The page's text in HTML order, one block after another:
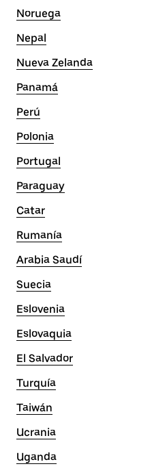
Noruega
Nepal
Nueva Zelanda
Panamá
Perú
Polonia
Portugal
Paraguay
Catar
Rumanía
Arabia Saudí
Suecia
Eslovenia
Eslovaquia
El Salvador
Turquía
Taiwán
Ucrania
Uganda